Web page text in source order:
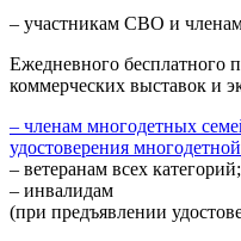
– участникам СВО и
Ежедневного бесплатного
коммерческих выставок и
– членам многодетных
удостоверения
– ветеранам всех категорий;
– инвалидам
(при предъявлении